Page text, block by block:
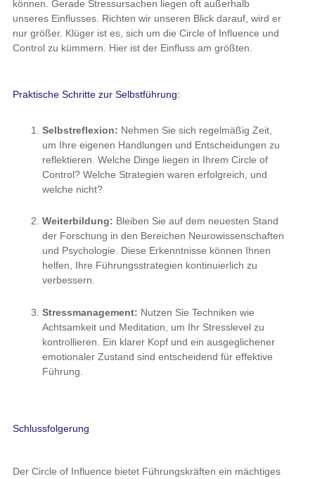
nicht?
Weiterbildung:Bleiben Sie auf dem neuesten Stand der
Forschung in den Bereichen Neurowissenschaften und
Achtsamkeit und Meditation, um Ihr Stresslevel zu
kontrollieren. Ein klarer Kopf und ein ausgeglichener
emotionaler Zustand sind entscheidend für effektive
Führung.
Schlussfolgerung
Der Circle of Influence bietet Führungskräften ein mächtiges
direkten (Circle of Control) oder indirekten Einfluss (Circle of
Influence) ausüben können, können sie positive Veränderungen
bewirken und ein produktives, engagiertes Arbeitsumfeld
schaffen.
Prozessoptimierung als zentrale Elemente der Führung, die zum